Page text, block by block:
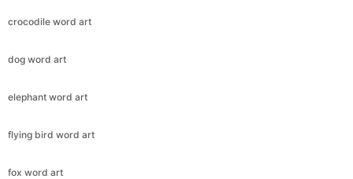
crocodile word art
dog word art
elephant word art
flying bird word art
fox word art